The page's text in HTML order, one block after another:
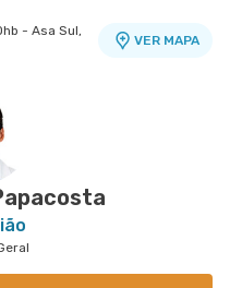
- Asa Sul,
VER MAPA
- DF